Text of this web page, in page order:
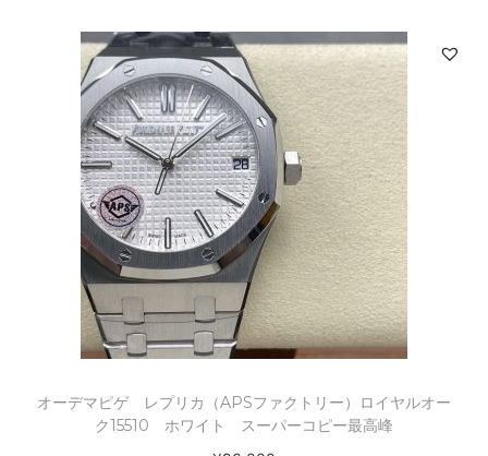
オーデマピゲ レプリカ（APSファクトリー）ロイヤルオー
ク15510 ホワイト スーパーコピー最高峰